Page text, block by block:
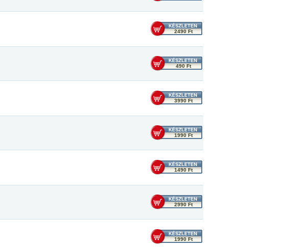
2490 Ft
490 Ft
3990 Ft
1990 Ft
1490 Ft
2990 Ft
1990 Ft